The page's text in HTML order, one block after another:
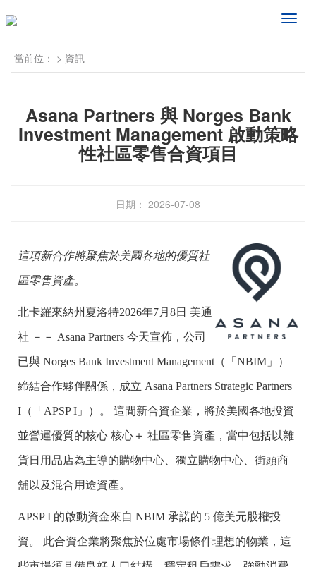
频
當前位： > 資訊
Asana Partners 與 Norges Bank
Investment Management 啟動策略
性社區零售合資項目
日期： 2026-07-08
這項新合作將聚焦於美國各地的優質社
區零售資產。
北卡羅來納州夏洛特2026年7月8日 美通
社 －－ Asana Partners 今天宣佈，公司
已與 Norges Bank Investment Management（「NBIM」）
締結合作夥伴關係，成立 Asana Partners Strategic Partners
I（「APSP I」）。 這間新合資企業，將於美國各地投資
並營運優質的核心 核心＋ 社區零售資產，當中包括以雜
貨日用品店為主導的購物中心、獨立購物中心、街頭商
舖以及混合用途資產。
APSP I 的啟動資金來自 NBIM 承諾的 5 億美元股權投
資。 此合資企業將聚焦於位處市場條件理想的物業，這